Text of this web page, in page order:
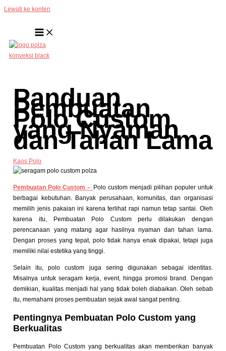
Lewati ke konten
Panduan
Pembuatan
Polo Custom
yang Nyaman
dan Tahan Lama
Kaos Polo
Pembuatan Polo Custom – Polo custom menjadi pilihan populer untuk
berbagai kebutuhan. Banyak perusahaan, komunitas, dan organisasi
memilih jenis pakaian ini karena terlihat rapi namun tetap santai. Oleh
karena itu, Pembuatan Polo Custom perlu dilakukan dengan
perencanaan yang matang agar hasilnya nyaman dan tahan lama.
Dengan proses yang tepat, polo tidak hanya enak dipakai, tetapi juga
memiliki nilai estetika yang tinggi.
Selain itu, polo custom juga sering digunakan sebagai identitas.
Misalnya untuk seragam kerja, event, hingga promosi brand. Dengan
demikian, kualitas menjadi hal yang tidak boleh diabaikan. Oleh sebab
itu, memahami proses pembuatan sejak awal sangat penting.
Pentingnya Pembuatan Polo Custom yang
Berkualitas
Pembuatan Polo Custom yang berkualitas akan memberikan banyak